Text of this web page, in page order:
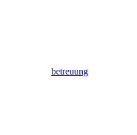
betreuung